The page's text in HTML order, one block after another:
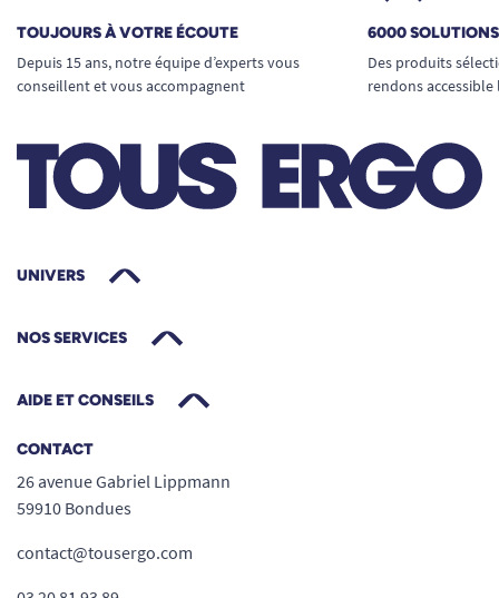
TOUJOURS À VOTRE ÉCOUTE
Depuis 15 ans, notre équipe d’experts vous
conseillent et vous accompagnent
6000
Des produits
rendons
UNIVERS
NOS SERVICES
AIDE ET CONSEILS
CONTACT
26 avenue Gabriel Lippmann
59910 Bondues
contact@tousergo.com